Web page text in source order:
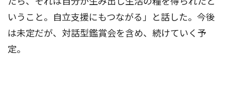
いうこと。自立支援にもつながる」と話した。今後
は未定だが、対話型鑑賞会を含め、続けていく予
定。